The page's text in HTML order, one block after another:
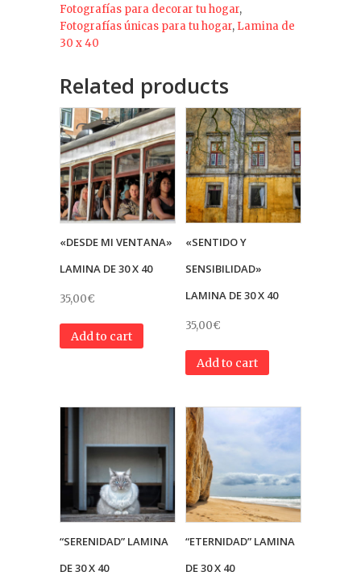
Fotografías para decorar tu hogar,
Fotografías únicas para tu hogar, Lamina de
30 x 40
Related products
«DESDE MI VENTANA»
LAMINA DE 30 X 40
35,00€
Add to cart
«SENTIDO Y
SENSIBILIDAD»
LAMINA DE 30 X 40
35,00€
Add to cart
“SERENIDAD” LAMINA
DE 30 X 40
“ETERNIDAD” LAMINA
DE 30 X 40